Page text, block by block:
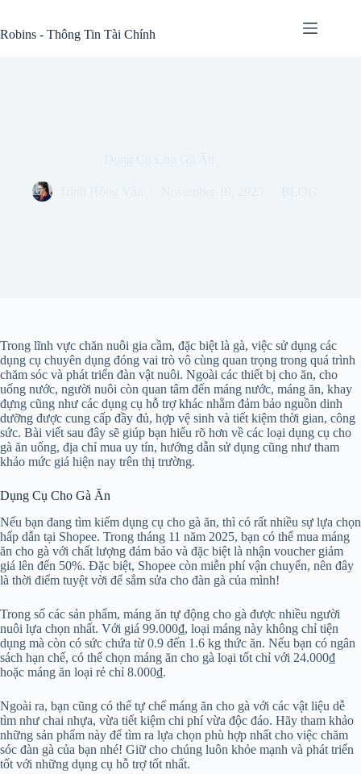
content
Robins - Thông Tin Tài Chính
Trong lĩnh vực chăn nuôi gia cầm, đặc biệt là gà, việc sử dụng các
dụng cụ chuyên dụng đóng vai trò vô cùng quan trọng trong quá trình
chăm sóc và phát triển đàn vật nuôi. Ngoài các thiết bị cho ăn, cho
uống nước, người nuôi còn quan tâm đến máng nước, máng ăn, khay
đựng cũng như các dụng cụ hỗ trợ khác nhằm đảm bảo nguồn dinh
dưỡng được cung cấp đầy đủ, hợp vệ sinh và tiết kiệm thời gian, công
sức. Bài viết sau đây sẽ giúp bạn hiểu rõ hơn về các loại dụng cụ cho
gà ăn uống, địa chỉ mua uy tín, hướng dẫn sử dụng cũng như tham
khảo mức giá hiện nay trên thị trường.
Dụng Cụ Cho Gà Ăn
Nếu bạn đang tìm kiếm dụng cụ cho gà ăn, thì có rất nhiều sự lựa chọn
hấp dẫn tại Shopee. Trong tháng 11 năm 2025, bạn có thể mua máng
ăn cho gà với chất lượng đảm bảo và đặc biệt là nhận voucher giảm
giá lên đến 50%. Đặc biệt, Shopee còn miễn phí vận chuyển, nên đây
là thời điểm tuyệt vời để sắm sửa cho đàn gà của mình!
Trong số các sản phẩm, máng ăn tự động cho gà được nhiều người
nuôi lựa chọn nhất. Với giá 99.000₫, loại máng này không chỉ tiện
dụng mà còn có sức chứa từ 0.9 đến 1.6 kg thức ăn. Nếu bạn có ngân
sách hạn chế, có thể chọn máng ăn cho gà loại tốt chỉ với 24.000₫
hoặc máng ăn loại rẻ chỉ 8.000₫.
Ngoài ra, bạn cũng có thể tự chế máng ăn cho gà với các vật liệu dễ
tìm như chai nhựa, vừa tiết kiệm chi phí vừa độc đáo. Hãy tham khảo
những sản phẩm này để tìm ra lựa chọn phù hợp nhất cho việc chăm
sóc đàn gà của bạn nhé! Giữ cho chúng luôn khỏe mạnh và phát triển
tốt với những dụng cụ hỗ trợ tốt nhất.